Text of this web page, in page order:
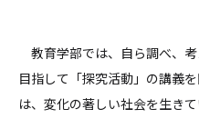
教育学部では、自ら調べ、
目指して「探究活動」の講義
は、変化の著しい社会を生き